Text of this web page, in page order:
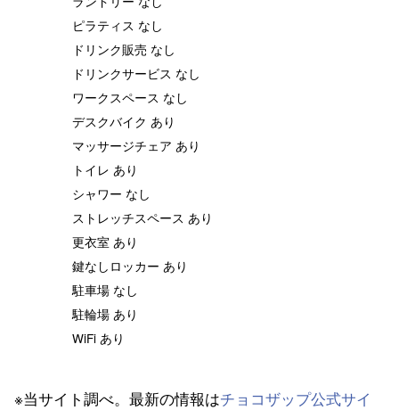
ピラティス なし
ドリンク販売 なし
ドリンクサービス なし
ワークスペース なし
デスクバイク あり
マッサージチェア あり
トイレ あり
シャワー なし
ストレッチスペース あり
更衣室 あり
鍵なしロッカー あり
駐車場 なし
駐輪場 あり
WiFi あり
※当サイト調べ。最新の情報はチョコザップ公式サイ